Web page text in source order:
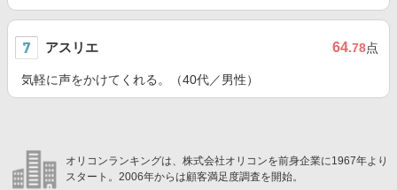
アスリエ 64.78点
気軽に声をかけてくれる。（40代／男性）
オリコンランキングは、株式会社オリコンを前身企業に1967年より
スタート。2006年からは顧客満足度調査を開始。